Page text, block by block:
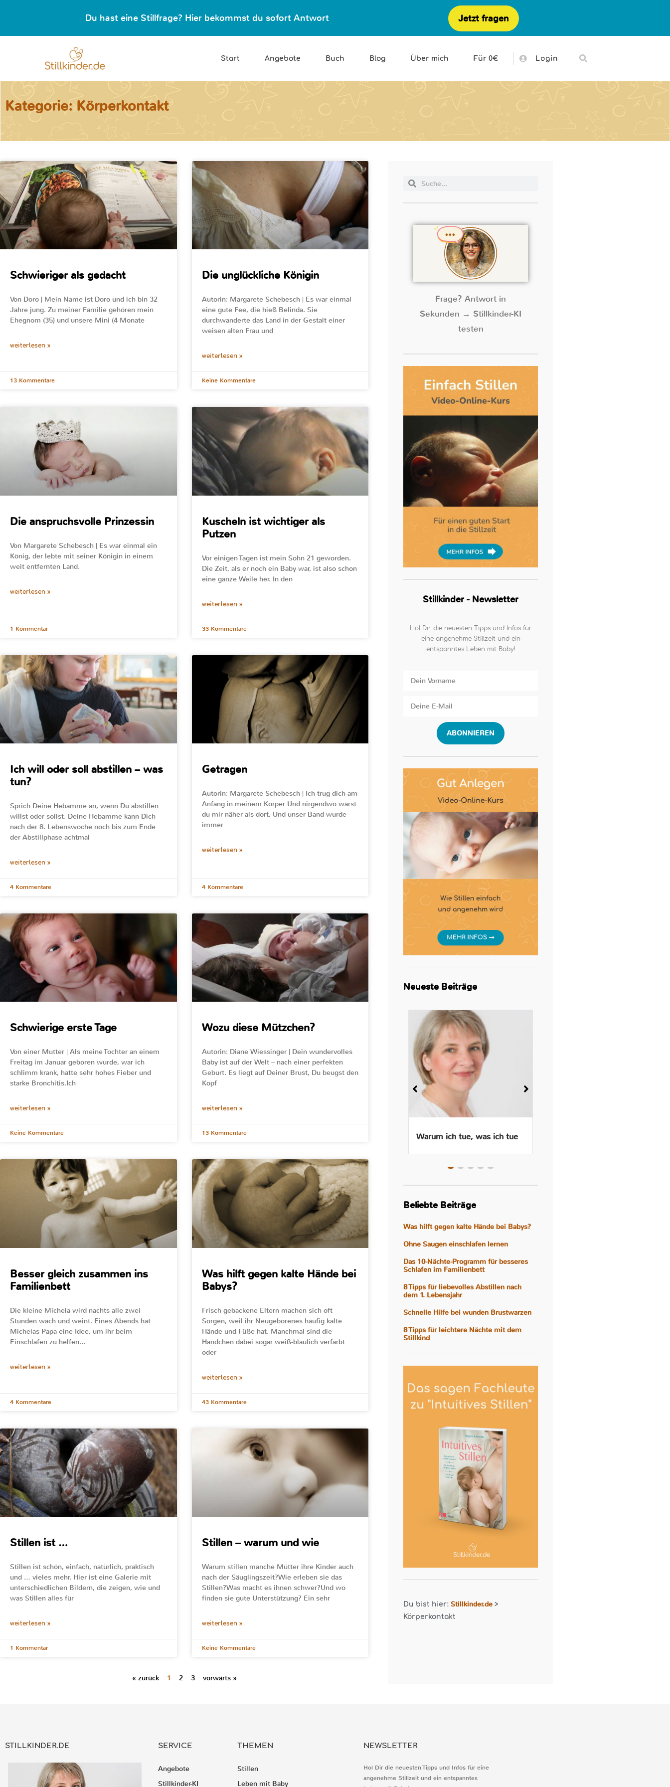
Du hast eine Stillfrage? Hier bekommst du sofort Antwort Jetzt fragen
Start Angebote Buch Blog Über mich Für 0€ Login
Kategorie: Körperkontakt
Schwieriger als gedacht
Von Doro | Mein Name ist Doro und ich bin 32
Jahre jung. Zu meiner Familie gehören mein
Ehegnom (35) und unsere Mini (4 Monate
weiterlesen »
13 Kommentare
Die unglückliche Königin
Autorin: Margarete Schebesch | Es war einmal
eine gute Fee, die hieß Belinda. Sie
durchwanderte das Land in der Gestalt einer
weisen alten Frau und
weiterlesen »
Keine Kommentare
Die anspruchsvolle Prinzessin
Von Margarete Schebesch | Es war einmal ein
König, der lebte mit seiner Königin in einem
weit entfernten Land.
weiterlesen »
1 Kommentar
Kuscheln ist wichtiger als
Putzen
Vor einigen Tagen ist mein Sohn 21 geworden.
Die Zeit, als er noch ein Baby war, ist also schon
eine ganze Weile her. In den
weiterlesen »
33 Kommentare
Ich will oder soll abstillen – was
tun?
Sprich Deine Hebamme an, wenn Du abstillen
willst oder sollst. Deine Hebamme kann Dich
nach der 8. Lebenswoche noch bis zum Ende
der Abstillphase achtmal
weiterlesen »
4 Kommentare
Getragen
Autorin: Margarete Schebesch | Ich trug dich am
Anfang in meinem Körper Und nirgendwo warst
du mir näher als dort, Und unser Band wurde
immer
weiterlesen »
4 Kommentare
Schwierige erste Tage
Von einer Mutter | Als meine Tochter an einem
Freitag im Januar geboren wurde, war ich
schlimm krank, hatte sehr hohes Fieber und
starke Bronchitis.Ich
weiterlesen »
Keine Kommentare
Wozu diese Mützchen?
Autorin: Diane Wiessinger | Dein wundervolles
Baby ist auf der Welt – nach einer perfekten
Geburt. Es liegt auf Deiner Brust, Du beugst den
Kopf
weiterlesen »
13 Kommentare
Besser gleich zusammen ins
Familienbett
Die kleine Michela wird nachts alle zwei
Stunden wach und weint. Eines Abends hat
Michelas Papa eine Idee, um ihr beim
Einschlafen zu helfen…
weiterlesen »
4 Kommentare
Was hilft gegen kalte Hände bei
Babys?
Frisch gebackene Eltern machen sich oft
Sorgen, weil ihr Neugeborenes häufig kalte
Hände und Füße hat. Manchmal sind die
Händchen dabei sogar weiß-bläulich verfärbt
oder
weiterlesen »
43 Kommentare
Stillen ist …
Stillen ist schön, einfach, natürlich, praktisch
und … vieles mehr. Hier ist eine Galerie mit
unterschiedlichen Bildern, die zeigen, wie und
was Stillen alles für
weiterlesen »
1 Kommentar
Stillen – warum und wie
Warum stillen manche Mütter ihre Kinder auch
nach der Säuglingszeit?Wie erleben sie das
Stillen?Was macht es ihnen schwer?Und wo
finden sie gute Unterstützung? Ein sehr
weiterlesen »
Keine Kommentare
« zurück 1 2 3 vorwärts »
Frage? Antwort in
Sekunden → Stillkinder-KI
testen
Stillkinder - Newsletter
Hol Dir die neuesten Tipps und Infos für
eine angenehme Stillzeit und ein
entspanntes Leben mit Baby!
ABONNIEREN
Neueste Beiträge
Baby?
Warum ich tue, was ich tue
Beliebte Beiträge
Was hilft gegen kalte Hände bei Babys?
Ohne Saugen einschlafen lernen
Das 10-Nächte-Programm für besseres
Schlafen im Familienbett
8 Tipps für liebevolles Abstillen nach
dem 1. Lebensjahr
Schnelle Hilfe bei wunden Brustwarzen
8 Tipps für leichtere Nächte mit dem
Stillkind
Du bist hier:Stillkinder.de >
Körperkontakt
STILLKINDER.DE SERVICE
Angebote
Stillkinder-KI
THEMEN
Stillen
Leben mit Baby
NEWSLETTER
Hol Dir die neuesten Tipps und Infos für eine
angenehme Stillzeit und ein entspanntes